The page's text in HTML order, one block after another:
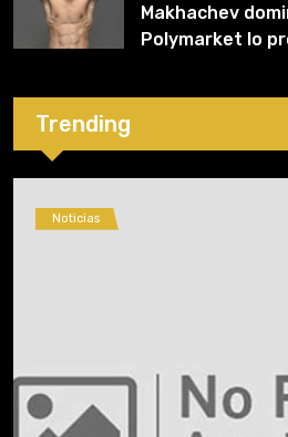
Makhachev
Polymarket lo
Trending
Noticias